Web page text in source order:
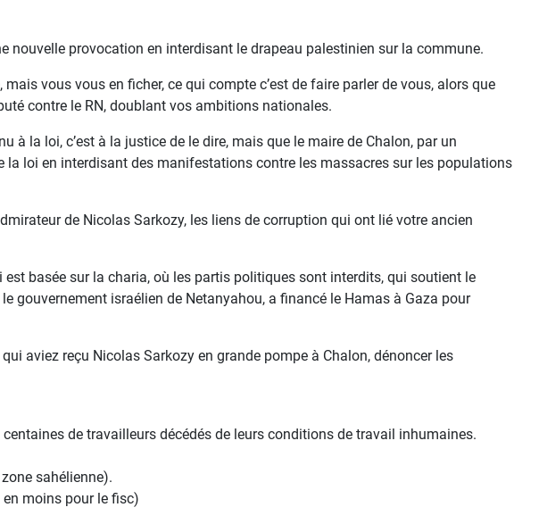
nouvelle provocation en interdisant le drapeau palestinien sur la commune.
vous vous en ficher, ce qui compte c’est de faire parler de vous, alors que
contre le RN, doublant vos ambitions nationales.
à la loi, c’est à la justice de le dire, mais que le maire de Chalon, par un
la loi en interdisant des manifestations contre les massacres sur les populations
de Nicolas Sarkozy, les liens de corruption qui ont lié votre ancien
basée sur la charia, où les partis politiques sont interdits, qui soutient le
gouvernement israélien de Netanyahou, a financé le Hamas à Gaza pour
aviez reçu Nicolas Sarkozy en grande pompe à Chalon, dénoncer les
de travailleurs décédés de leurs conditions de travail inhumaines.
sahélienne).
moins pour le fisc)